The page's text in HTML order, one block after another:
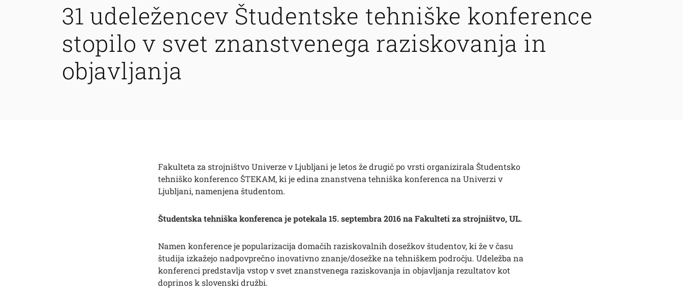
31 udeležencev Študentske tehniške konference
stopilo v svet znanstvenega raziskovanja in
objavljanja
Fakulteta za strojništvo Univerze v Ljubljani je letos že drugič po vrsti organizirala Študentsko
tehniško konferenco ŠTEKAM, ki je edina znanstvena tehniška konferenca na Univerzi v
Ljubljani, namenjena študentom.
Študentska tehniška konferenca je potekala 15. septembra 2016 na Fakulteti za strojništvo, UL.
Namen konference je popularizacija domačih raziskovalnih dosežkov študentov, ki že v času
študija izkažejo nadpovprečno inovativno znanje/dosežke na tehniškem področju. Udeležba na
konferenci predstavlja vstop v svet znanstvenega raziskovanja in objavljanja rezultatov kot
doprinos k slovenski družbi.